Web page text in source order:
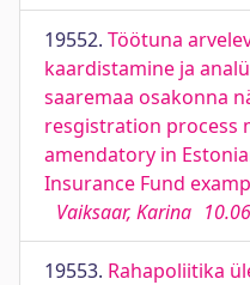
19552. Töötuna
kaardistamine ja
saaremaa osakonna
resgistration process
amendatory in
Insurance Fund
Vaiksaar, Karina
19553. Rahapoliitika